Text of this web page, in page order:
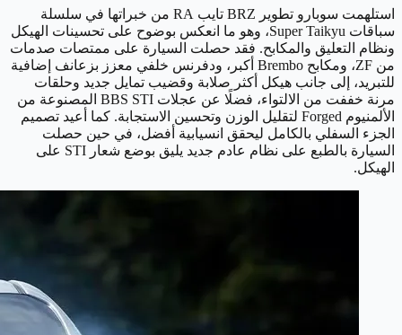
استلهمت سوبارو تطوير BRZ تايب RA من خبراتها في سلسلة
سباقات Super Taikyu، وهو ما انعكس بوضوح على تحسينات الهيكل
ونظام التعليق والمكابح. فقد حصلت السيارة على ممتصات صدمات
من ZF، ومكابح Brembo أكبر، ودفرنس خلفي معزز بزعانف إضافية
للتبريد، إلى جانب هيكل أكثر صلابة وقضيب تمايل جديد وحلقات
مرنة خففت من الالتواء، فضلًا عن عجلات BBS STI المصنوعة من
الألمنيوم Forged لتقليل الوزن وتحسين الاستجابة. كما أعيد تصميم
الجزء السفلي بالكامل ليحقق انسيابية أفضل، في حين حصلت
السيارة بالطبع على نظام عادم جديد يليق بوضع شعار STI على
الهيكل.